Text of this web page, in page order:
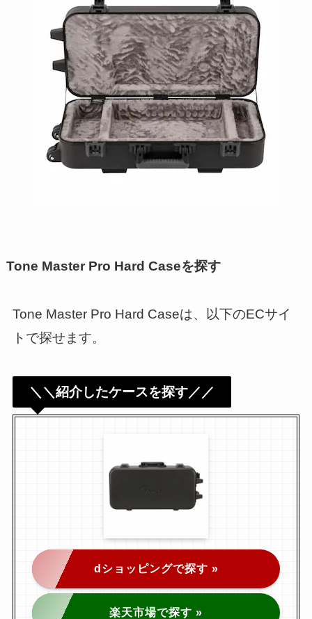
Tone Master Pro Hard Caseを探す
Tone Master Pro Hard Caseは、以下のECサイ
トで探せます。
＼＼紹介したケースを探す／／
dショッピングで探す »
楽天市場で探す »